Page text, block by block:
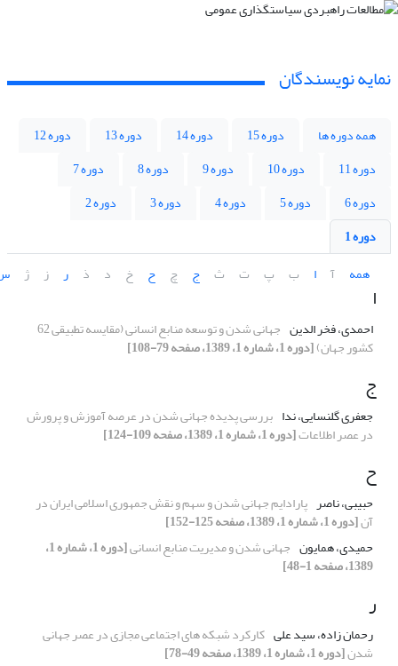
نمایه نویسندگان
همه دوره ها دوره 15 دوره 14 دوره 13
دوره 12
دوره 11
دوره 10 دوره 9 دوره 8
دوره 7
دوره 6
دوره 5 دوره 4 دوره 3
دوره 2
دوره 1
همه
آ ا ب پ ت ث ج چ ح خ د ذ ر ز ژ
ا
احمدی، فخر الدین جهانی شدن و توسعه منابع انسانی (مقایسه تطبیقی 62
کشور جهان)[دوره 1، شماره 1، 1389، صفحه 79-108]
ج
جعفری گلنسایی، ندا بررسی پدیده جهانی شدن در عرصه‌ آموزش و پرورش
در عصر اطلاعات[دوره 1، شماره 1، 1389، صفحه 109-124]
ح
حبیبی، ناصر پارادایم جهانی شدن و سهم و نقش جمهوری اسلامی ایران در
آن[دوره 1، شماره 1، 1389، صفحه 125-152]
حمیدی، همایون جهانی شدن و مدیریت منابع انسانی [دوره 1، شماره 1،
1389، صفحه 1-48]
ر
رحمان زاده، سید علی کارکرد شبکه های اجتماعی مجازی در عصر جهانی
شدن[دوره 1، شماره 1، 1389، صفحه 49-78]